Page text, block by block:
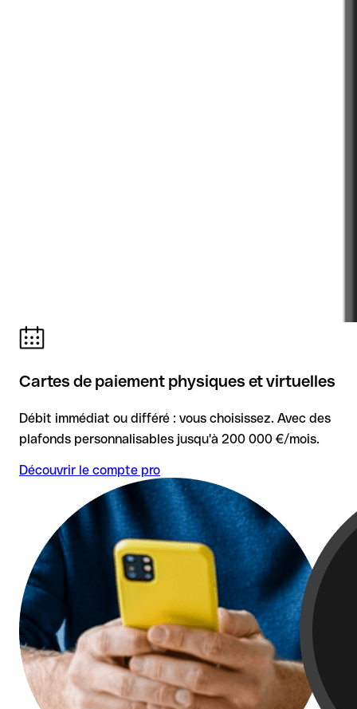
Cartes de paiement physiques et virtuelles
Débit immédiat ou différé : vous choisissez. Avec des
plafonds personnalisables jusqu'à 200 000 €/mois.
Découvrir le compte pro